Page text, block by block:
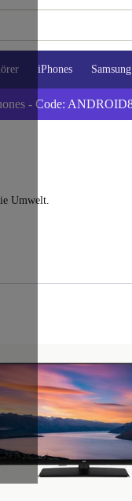
iPhones
- Code:
Umwelt.